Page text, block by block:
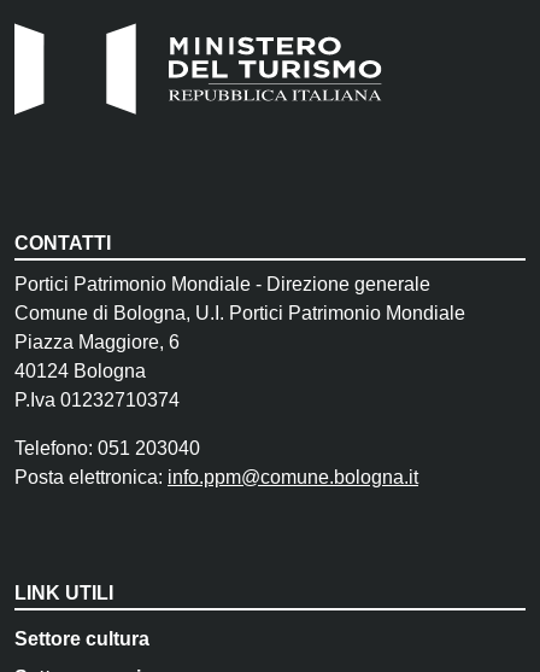
CONTATTI
Portici Patrimonio Mondiale - Direzione generale
Comune di Bologna, U.I. Portici Patrimonio Mondiale
Piazza Maggiore, 6
40124 Bologna
P.Iva 01232710374
Telefono: 051 203040
Posta elettronica: info.ppm@comune.bologna.it
LINK UTILI
Settore cultura